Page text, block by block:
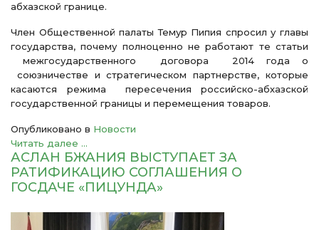
абхазской границе.
Член Общественной палаты Темур Пипия спросил у главы
государства, почему полноценно не работают те статьи
межгосударственного договора 2014 года о
союзничестве и стратегическом партнерстве, которые
касаются режима пересечения российско-абхазской
государственной границы и перемещения товаров.
Опубликовано в Новости
Читать далее ...
АСЛАН БЖАНИЯ ВЫСТУПАЕТ ЗА
РАТИФИКАЦИЮ СОГЛАШЕНИЯ О
ГОСДАЧЕ «ПИЦУНДА»